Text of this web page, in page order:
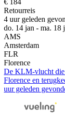
Retourreis
4 uur geleden
do. 14 jan - ma. 18
AMS
Amsterdam
FLR
Florence
De KLM-vlucht die
Florence en
uur geleden